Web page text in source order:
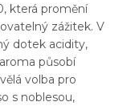
která promění
zážitek. V
dotek acidity,
působí
volba pro
s noblesou,